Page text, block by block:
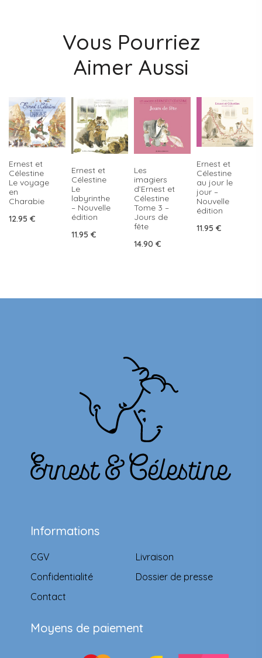
Vous Pourriez
Aimer Aussi
Ernest et
Célestine
Le voyage
en
Charabie
12.95 €
Ernest et
Célestine
Le
labyrinthe
– Nouvelle
édition
11.95 €
Les
imagiers
d’Ernest et
Célestine
Tome 3 –
Jours de
fête
14.90 €
Ernest et
Célestine
au jour le
jour –
Nouvelle
édition
11.95 €
Informations
CGV
Confidentialité
Contact
Livraison
Dossier de presse
Moyens de paiement